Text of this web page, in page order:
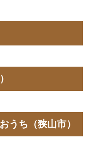
ち（狭山市）